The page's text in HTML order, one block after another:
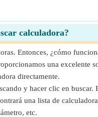
calculadora?
Entonces, ¿cómo
una excelente
directamente.
y hacer clic en buscar.
una lista de
etc.